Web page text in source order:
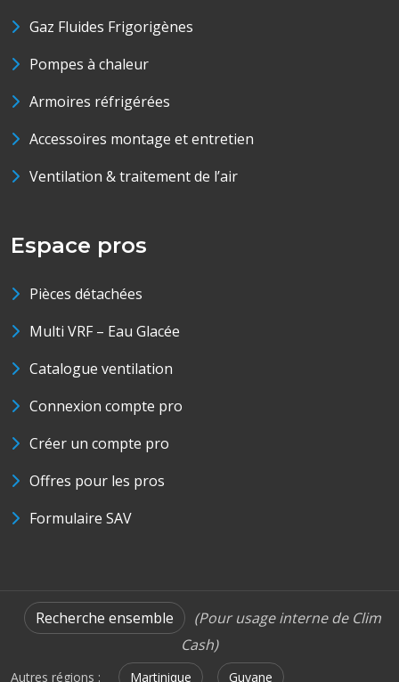
Gaz Fluides Frigorigènes
Pompes à chaleur
Armoires réfrigérées
Accessoires montage et entretien
Ventilation & traitement de l’air
Espace pros
Pièces détachées
Multi VRF – Eau Glacée
Catalogue ventilation
Connexion compte pro
Créer un compte pro
Offres pour les pros
Formulaire SAV
Recherche ensemble
(Pour usage interne de Clim
Cash)
Autres régions : Martinique Guyane